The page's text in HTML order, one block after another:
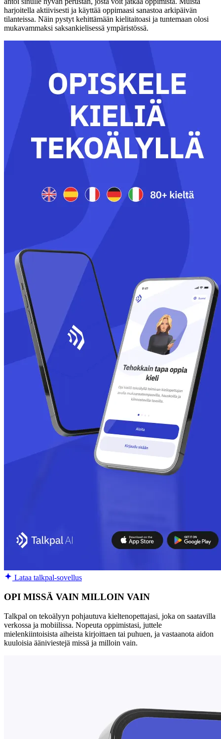
harjoitella aktiivisesti ja käyttää oppimaasi sanastoa arkipäivän
tilanteissa. Näin pystyt kehittämään kielitaitoasi ja tuntemaan olosi
mukavammaksi saksankielisessä ympäristössä.
Lataa talkpal-sovellus
OPI MISSÄ VAIN MILLOIN VAIN
Talkpal on tekoälyyn pohjautuva kieltenopettajasi, joka on saatavilla
verkossa ja mobiilissa. Nopeuta oppimistasi, juttele
mielenkiintoisista aiheista kirjoittaen tai puhuen, ja vastaanota aidon
kuuloisia ääniviestejä missä ja milloin vain.